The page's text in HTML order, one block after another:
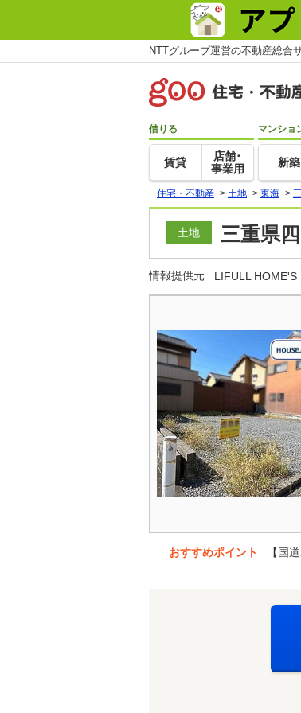
NTTグループ運営の不動産総合
借りる
賃貸
店舗･
事業用
マンショ
新築
住宅・不動産 > 土地 > 東海 >
土地 三重県
情報提供元 LIFULL HOME'S
おすすめポイント
【国